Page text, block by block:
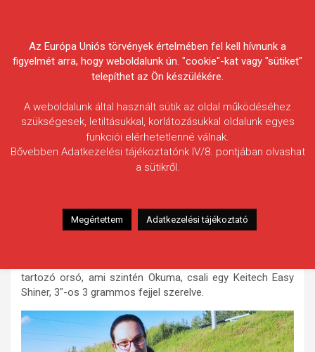
Egyesületek Szövetsége
Tóth Szilvia
Halfaj: Süllő
Fogott hal adatai: 5 kg / 78 cm
tartozó orsó, ami szintén Okuma, csali egy Keitech Easy
Shiner, 3″-os 3 grammos fejjel szerelve.
Az Európa Uniós törvények értelmében fel kell hívnunk a
figyelmét arra, hogy weboldalunk ún. "cookie"-kat vagy "sütiket"
telepíthet az Ön készülékére.
A weboldalunk által használt sütik az oldal működéséhez
szükségesek, letiltásukkal, korlátozásukkal oldalunk egyes
funkciói elérhetetlenné válnak.
Bővebben Adatkezelési tájékoztatónk IV/8. pontjában olvashat
a sütikről.
Megértettem Adatkezelési tájékoztató